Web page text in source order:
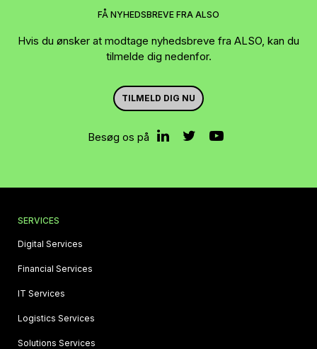
FÅ NYHEDSBREVE FRA ALSO
Hvis du ønsker at modtage nyhedsbreve fra ALSO, kan du
tilmelde dig nedenfor.
TILMELD DIG NU
Besøg os på
SERVICES
Digital Services
Financial Services
IT Services
Logistics Services
Solutions Services